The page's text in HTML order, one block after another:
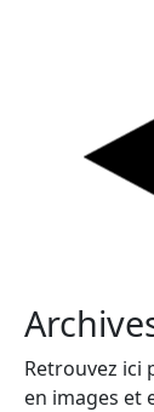
Retrouvez ici
en images et